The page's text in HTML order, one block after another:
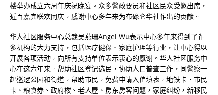
楼举办成立六周年庆祝晚宴。众多警政要员和社区民众受邀出席，
近百嘉宾联欢同庆，感谢中心多年来为布碌仑华社作出的贡献。
华人社区服务中心总裁吴燕珊Angel Wu表示中心多年来得到了许
多机构的大力支持，包括医疗健保、家庭护理等行业，让中心得以
开展各项活动，向所有支持单位表示衷心的感谢。华人社区服务中
心在这六年来，帮助社区登记选民，协助人口普查工作，同警察一
起巡逻公园和街道，帮助市民，免费申请入值填表，地铁卡、市民
卡、粮食券、政府楼、老人屋、房东房客问题，家庭纠纷，新移民